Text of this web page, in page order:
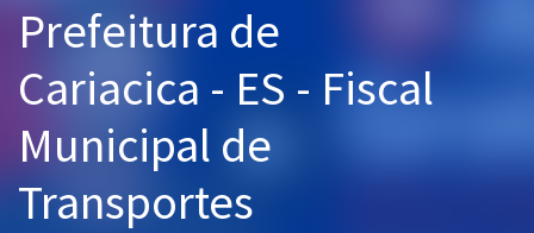
Cursos 20% OFF
Pós
Graduação
OAB
Prefeitura de
Cariacica - ES - Fiscal
Municipal de
Transportes